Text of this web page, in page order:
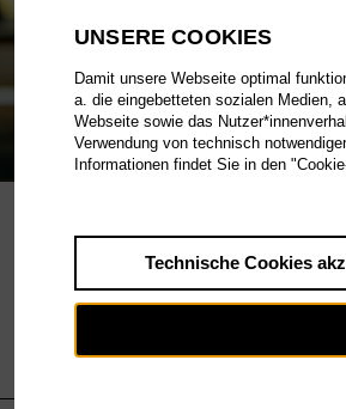
UNSERE COOKIES
Damit unsere Webseite optimal
a. die eingebetteten sozialen Medien,
Webseite sowie das
Verwendung von technisch
Informationen findet Sie in den
Technische Cookies